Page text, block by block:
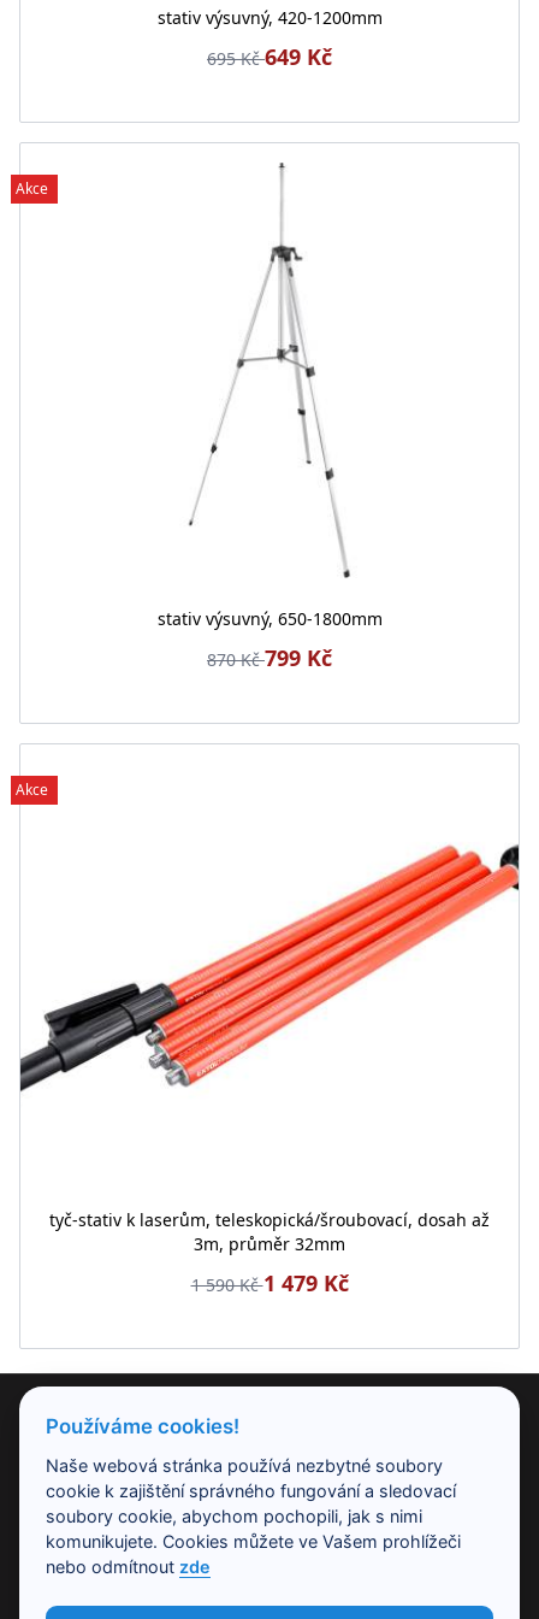
stativ výsuvný, 420-1200mm
695 Kč649 Kč
Akce
stativ výsuvný, 650-1800mm
870 Kč799 Kč
Akce
tyč-stativ k laserům, teleskopická/šroubovací, dosah až
3m, průměr 32mm
1 590 Kč1 479 Kč
PRODUKTY
NAŠE SPOLEČNOST
PRACOVNÍ DOBA
Používáme cookies!
Naše webová stránka používá nezbytné soubory
cookie k zajištění správného fungování a sledovací
soubory cookie, abychom pochopili, jak s nimi
komunikujete. Cookies můžete ve Vašem prohlížeči
nebo odmítnout zde